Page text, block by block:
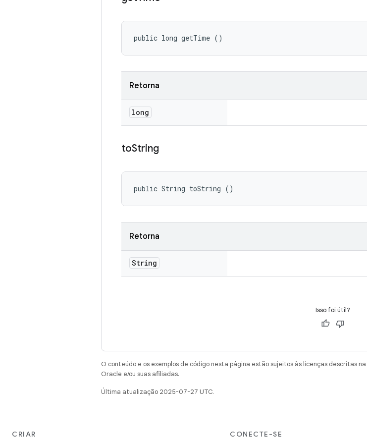
public long getTime ()
Retorna
long
toString
public String toString ()
Retorna
String
Isso foi útil?
O conteúdo e os exemplos de código nesta página estão sujeitos às licenças descritas na
Oracle e/ou suas afiliadas.
Última atualização 2025-07-27 UTC.
CRIAR CONECTE-SE